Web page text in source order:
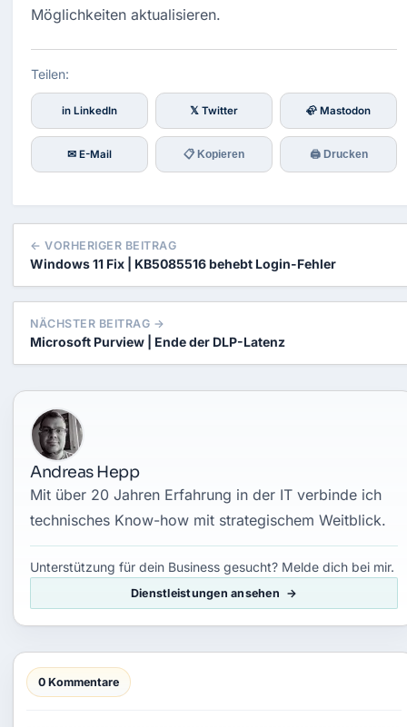
Möglichkeiten aktualisieren.
Teilen:
in LinkedIn 𝕏 Twitter 🦣 Mastodon
✉ E-Mail 📋 Kopieren 🖨 Drucken
← VORHERIGER BEITRAG
Windows 11 Fix | KB5085516 behebt Login-Fehler
NÄCHSTER BEITRAG →
Microsoft Purview | Ende der DLP-Latenz
Andreas Hepp
Mit über 20 Jahren Erfahrung in der IT verbinde ich
technisches Know-how mit strategischem Weitblick.
Unterstützung für dein Business gesucht? Melde dich bei mir.
Dienstleistungen ansehen
0 Kommentare